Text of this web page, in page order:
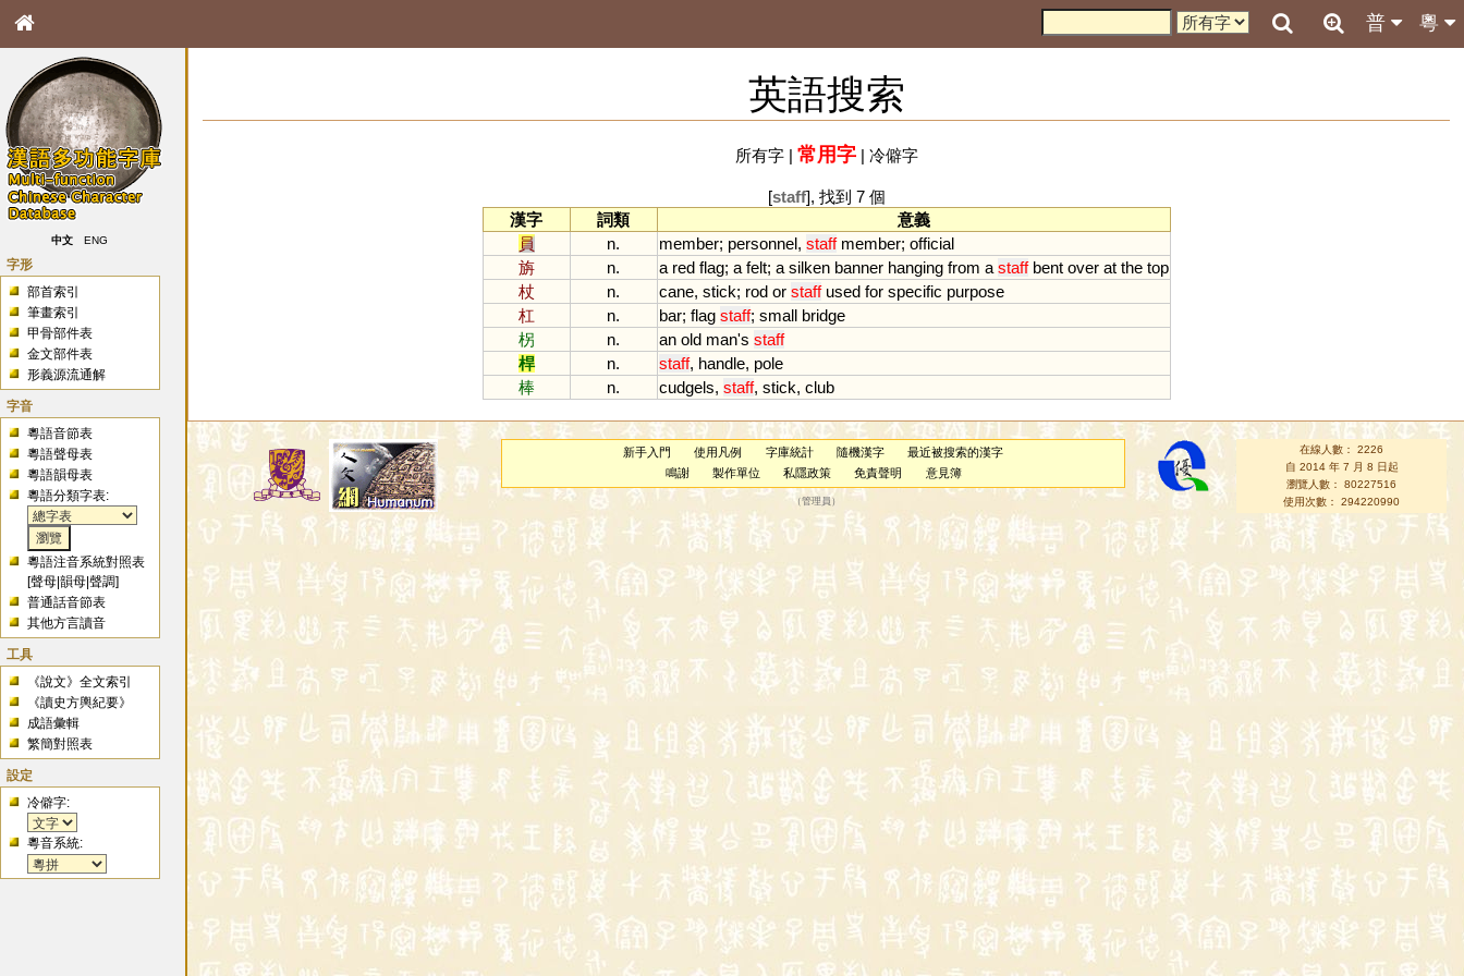
粵
普
中文 ENG
字形
部首索引
筆畫索引
甲骨部件表
金文部件表
形義源流通解
字音
粵語音節表
粵語聲母表
粵語韻母表
粵語分類字表:
粵語注音系統對照表
[聲母 |韻母 |聲調]
普通話音節表
其他方言讀音
工具
《說文》全文索引
《讀史方輿紀要》
成語彙輯
繁簡對照表
設定
冷僻字:
粵音系統:
英語搜索
所有字| 常用字| 冷僻字
[staff], 找到 7 個
漢字
詞類
意義
員
n. member; personnel, staff member; official
旃
n. a red flag; a felt; a silken banner hanging from a staff bent over at the top
杖
n. cane, stick; rod or staff used for specific purpose
杠
n. bar; flag staff; small bridge
柺
n. an old man's staff
桿
n. staff, handle, pole
棒
n. cudgels, staff, stick, club
新手入門 使用凡例 字庫統計 隨機漢字
最近被搜索的漢字
鳴謝
製作單位 私隱政策 免責聲明 意見簿
（管理員 ）
在線人數： 2226
自 2014 年 7 月 8 日起
瀏覽人數： 80227516
使用次數： 294220990